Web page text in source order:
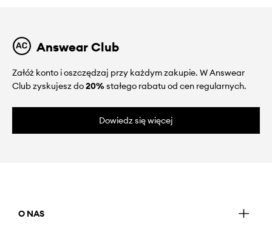
Answear Club
Załóż konto i oszczędzaj przy każdym zakupie. W Answear
Club zyskujesz do20%stałego rabatu od cen regularnych.
Dowiedz się więcej
O NAS